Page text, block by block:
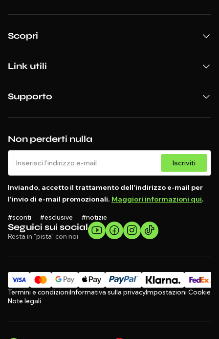
Seguici sui social
Resta in "pista" con noi
Non perderti nulla
Iscriviti
Inviando, accetto il trattamento dell'indirizzo e-mail per
l'invio di e-mail promozionali. Maggiori informazioni qui.
#sconti #esclusive #notizie
Scopri
Link utili
Supporto
Termini e condizioniInformativa sulla privacyImpostazioni Cookie
Note legali